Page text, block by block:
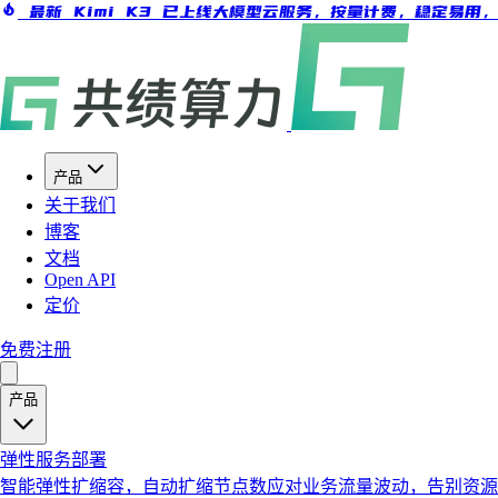
最新 Kimi K3 已上线大模型云服务，按量计费，稳定易用，
产品
关于我们
博客
文档
Open API
定价
免费注册
产品
弹性服务部署
智能弹性扩缩容，自动扩缩节点数应对业务流量波动，告别资